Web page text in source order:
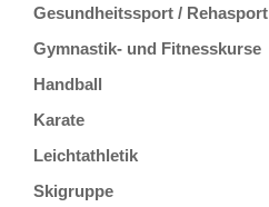
Gesundheitssport / Rehasport
Gymnastik- und Fitnesskurse
Handball
Karate
Leichtathletik
Skigruppe